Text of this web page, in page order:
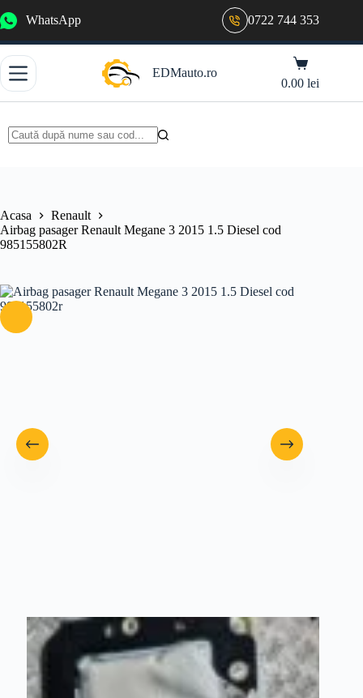
la
WhatsApp 0722 744 353
EDMauto.ro
Coș
de
cumpărături
0.00lei
Acasa
Renault
Airbag pasager Renault Megane 3 2015 1.5 Diesel cod
985155802R